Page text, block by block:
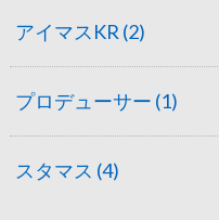
アイマスKR (2)
プロデューサー (1)
スタマス (4)